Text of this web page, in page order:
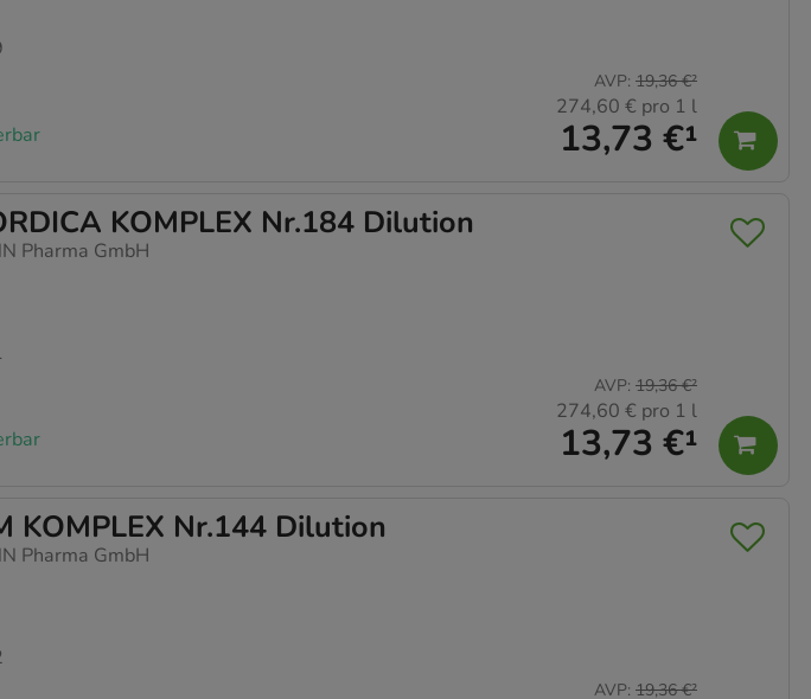
13,73 €¹
AVP: 19,36 €²
274,60 € pro 1 l
KOMPLEX Nr.184 Dilution
Pharma GmbH
13,73 €¹
AVP: 19,36 €²
274,60 € pro 1 l
KOMPLEX Nr.144 Dilution
Pharma GmbH
AVP: 19,36 €²